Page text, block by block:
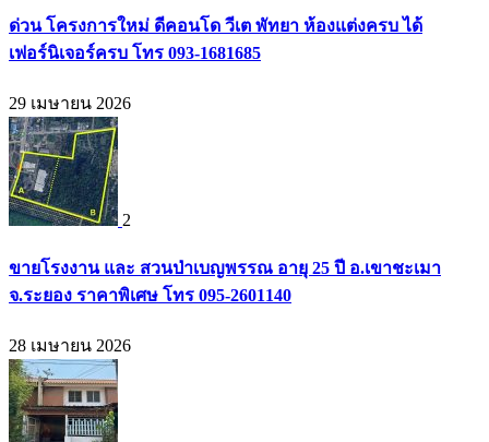
ด่วน โครงการใหม่ ดีคอนโด วีเต พัทยา ห้องแต่งครบ ได้
เฟอร์นิเจอร์ครบ โทร 093-1681685
29 เมษายน 2026
2
ขายโรงงาน และ สวนป่าเบญพรรณ อายุ 25 ปี อ.เขาชะเมา
จ.ระยอง ราคาพิเศษ โทร 095-2601140
28 เมษายน 2026